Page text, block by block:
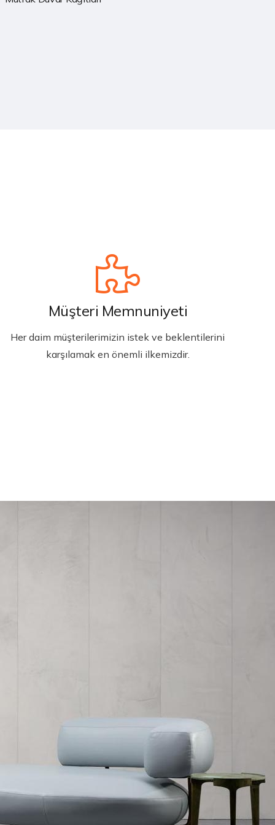
Müşteri Memnuniyeti
Her daim müşterilerimizin istek ve beklentilerini
karşılamak en önemli ilkemizdir.